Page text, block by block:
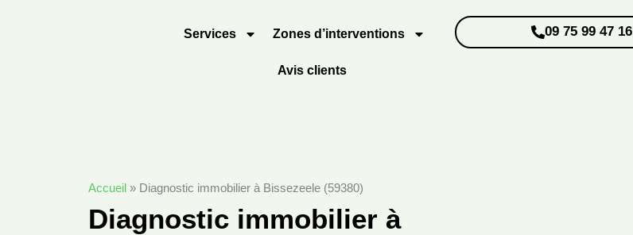
Services Zones d’interventions
Avis clients
09 75 99 47 16
Accueil» Diagnostic immobilier à Bissezeele (59380)
Diagnostic immobilier à